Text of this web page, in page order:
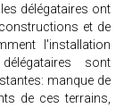
délégataires ont
et de
l'installation
sont
manque de
de ces terrains,